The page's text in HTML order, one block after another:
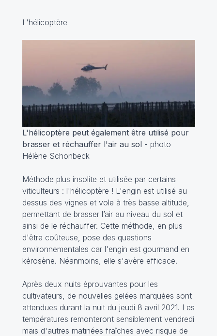
L'hélicoptère
L'hélicoptère peut également être utilisé pour
brasser et réchauffer l'air au sol - photo
Hélène Schonbeck
Méthode plus insolite et utilisée par certains
viticulteurs : l'hélicoptère ! L'engin est utilisé au
dessus des vignes et vole à très basse altitude,
permettant de brasser l’air au niveau du sol et
ainsi de le réchauffer. Cette méthode, en plus
d'être coûteuse, pose des questions
environnementales car l'engin est gourmand en
kérosène. Néanmoins, elle s'avère efficace.
Après deux nuits éprouvantes pour les
cultivateurs, de nouvelles gelées marquées sont
attendues durant la nuit du jeudi 8 avril 2021. Les
températures remonteront sensiblement vendredi
mais d'autres matinées fraîches avec risque de